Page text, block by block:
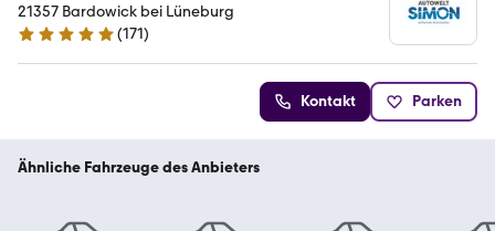
21357 Bardowick bei Lüneburg
5 Sterne
(171)
Kontakt Parken
Ähnliche Fahrzeuge des Anbieters